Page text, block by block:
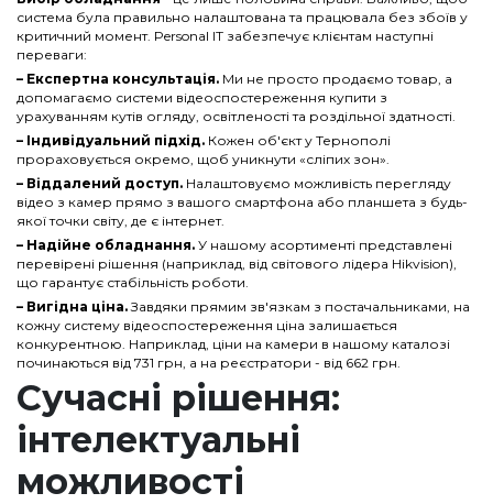
система була правильно налаштована та працювала без збоїв у
критичний момент. Personal IT забезпечує клієнтам наступні
переваги:
– Експертна консультація. Ми не просто продаємо товар, а
допомагаємо системи відеоспостереження купити з
урахуванням кутів огляду, освітленості та роздільної здатності.
– Індивідуальний підхід. Кожен об'єкт у Тернополі
прораховується окремо, щоб уникнути «сліпих зон».
– Віддалений доступ. Налаштовуємо можливість перегляду
відео з камер прямо з вашого смартфона або планшета з будь-
якої точки світу, де є інтернет.
– Надійне обладнання. У нашому асортименті представлені
перевірені рішення (наприклад, від світового лідера Hikvision),
що гарантує стабільність роботи.
– Вигідна ціна.Завдяки прямим зв'язкам з постачальниками, на
кожну систему відеоспостереження ціна залишається
конкурентною. Наприклад, ціни на камери в нашому каталозі
починаються від 731 грн, а на реєстратори - від 662 грн.
Сучасні рішення:
інтелектуальні
можливості